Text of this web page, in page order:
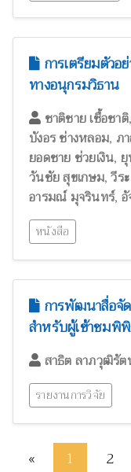
การเตรียมตัวอ
ทางอนุกรมวิธาน
ชาติชาย เชื้อชาติ
บังอร ช่างหลอม, ภ
ยอดชาย ช่วยเงิน,
วันชัย สุขเกษม,วีร
อารมณ์ มุจรินทร์,
หนังสือ
การพัฒนาสื่อจั
สำหรับผู้เข้าชมพิ
สาธิต ลาภวุฒิรั
รายงานการวิจัย
« 1 2